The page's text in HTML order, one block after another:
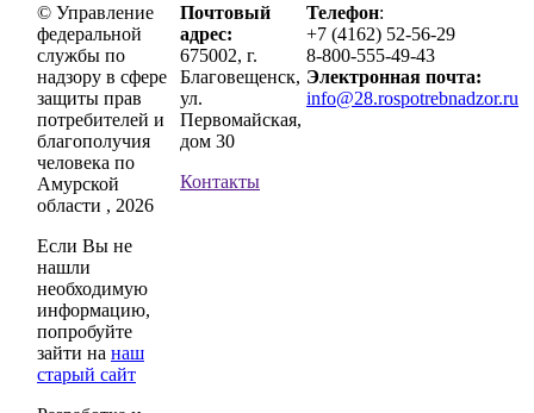
© Управление
федеральной
службы по
надзору в сфере
защиты прав
потребителей и
благополучия
человека по
Амурской
области , 2026
Если Вы не
нашли
необходимую
информацию,
попробуйте
зайти на наш
старый сайт
Почтовый
адрес:
675002, г.
Благовещенск,
ул.
Первомайская,
дом 30
Контакты
Телефон:
+7 (4162) 52-56-29
8-800-555-49-43
Электронная почта:
info@28.rospotrebnadzor.ru